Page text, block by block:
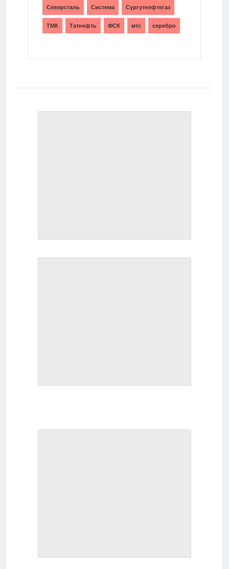
Северсталь Система Сургутнефтегаз
ТМК Татнефть ФСК мтс серебро